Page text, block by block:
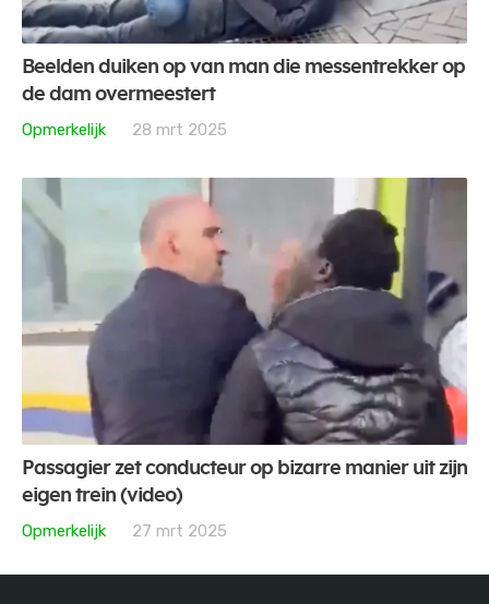
Beelden duiken op van man die messentrekker op
de dam overmeestert
Opmerkelijk
28 mrt 2025
Passagier zet conducteur op bizarre manier uit zijn
eigen trein (video)
Opmerkelijk
27 mrt 2025